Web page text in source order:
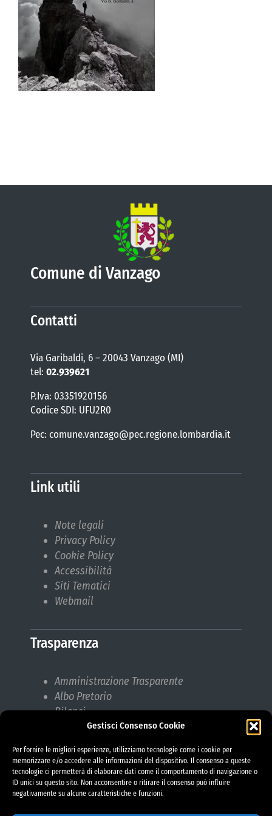
Gestisci Consenso Cookie
Per fornire le migliori esperienze, utilizziamo tecnologie come i cookie per
memorizzare e/o accedere alle informazioni del dispositivo. Il consenso a queste
tecnologie ci permetterà di elaborare dati come il comportamento di navigazione o
ID unici su questo sito. Non acconsentire o ritirare il consenso può influire
negativamente su alcune caratteristiche e funzioni.
VIVERE VANZAGO
COMUNICAZIONE
Comune di Vanzago
Contatti
Via Garibaldi, 6 – 20043 Vanzago (MI)
tel: 02.939621
P.Iva: 03351920156
Codice SDI: UFU2R0
Pec: comune.vanzago@pec.regione.lombardia.it
Link utili
Note legali
Privacy Policy
Cookie Policy
Accessibilità
Siti Tematici
Webmail
Trasparenza
Amministrazione Trasparente
Albo Pretorio
Bilanci
Bandi di gara
Responsabile protezione dati (RPD)